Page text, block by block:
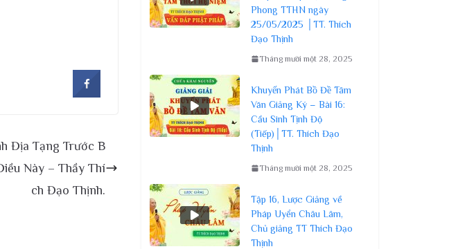
Địa Tạng Trước B
Này – Thầy Thí
ch Đạo Thịnh.
Phong TTHN ngày
25/05/2025 │TT. Thích
Đạo Thịnh
Tháng mười một 28, 2025
Khuyến Phát Bồ Đề Tâm
Văn Giảng Ký – Bài 16:
Cầu Sinh Tịnh Độ
(Tiếp)│TT. Thích Đạo
Thịnh
Tháng mười một 28, 2025
Tập 16, Lược Giảng về
Pháp Uyển Châu Lâm,
Chủ giảng TT Thích Đạo
Thịnh